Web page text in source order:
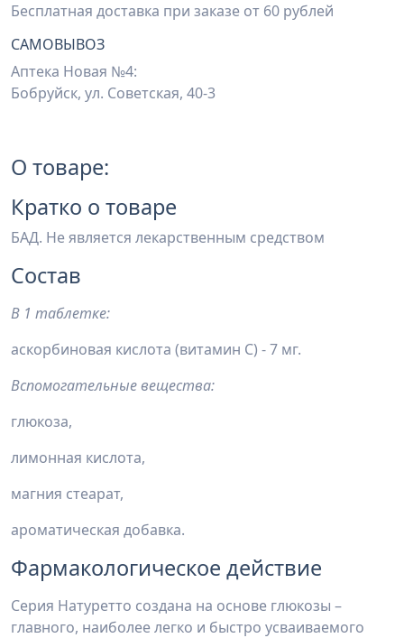
Бесплатная доставка при заказе от 60 рублей
САМОВЫВОЗ
Аптека Новая №4:
Бобруйск, ул. Советская, 40-3
О товаре:
Кратко о товаре
БАД. Не является лекарственным средством
Состав
В 1 таблетке:
аскорбиновая кислота (витамин С) - 7 мг.
Вспомогательные вещества:
глюкоза,
лимонная кислота,
магния стеарат,
ароматическая добавка.
Фармакологическое действие
Серия Натуретто создана на основе глюкозы –
главного, наиболее легко и быстро усваиваемого